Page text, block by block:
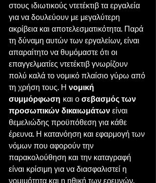
στους ιδιωτικούς ντετέκτιβ τα εργαλεία
για να δουλεύουν με μεγαλύτερη
ακρίβεια και αποτελεσματικότητα. Παρά
τη δύναμη αυτών των εργαλείων, είναι
απαραίτητο να θυμόμαστε ότι οι
επαγγελματίες ντετέκτιβ γνωρίζουν
πολύ καλά το νομικό πλαίσιο γύρω από
τη χρήση τους. Η νομική
συμμόρφωση και ο σεβασμός των
προσωπικών δικαιωμάτων είναι
θεμελιώδης προϋπόθεση για κάθε
έρευνα. Η κατανόηση και εφαρμογή των
νόμων που αφορούν την
παρακολούθηση και την καταγραφή
είναι κρίσιμη για να διασφαλιστεί η
νομιμότητα και η ηθική των ερευνών.